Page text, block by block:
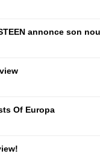
annonce son
Of Europa